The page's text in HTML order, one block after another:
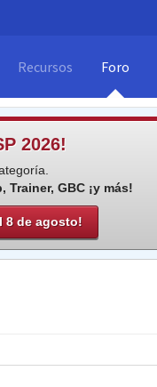
Recursos Foro
2026!
Trainer, GBC ¡y más!
8 de agosto!